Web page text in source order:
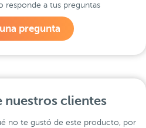
responde a tus preguntas
pregunta
nuestros clientes
no te gustó de este producto, por